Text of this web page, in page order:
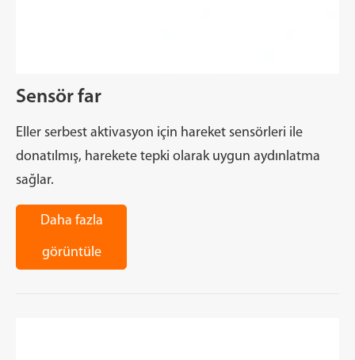
Sensör far
Eller serbest aktivasyon için hareket sensörleri ile
donatılmış, harekete tepki olarak uygun aydınlatma
sağlar.
Daha fazla
görüntüle